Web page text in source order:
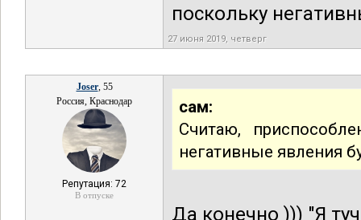
поскольку
27 июня 2019, четверг
Joser, 55
Россия, Краснодар
Репутация: 72
В отпуске
сам:
Считаю,
негативные явления
Да конечно ))) "Я